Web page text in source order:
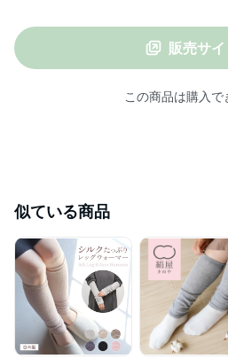
グ 二重編み 軽い あったかグ
ト アームカバー 冬
販売サ
この商品は購入で
似ている商品